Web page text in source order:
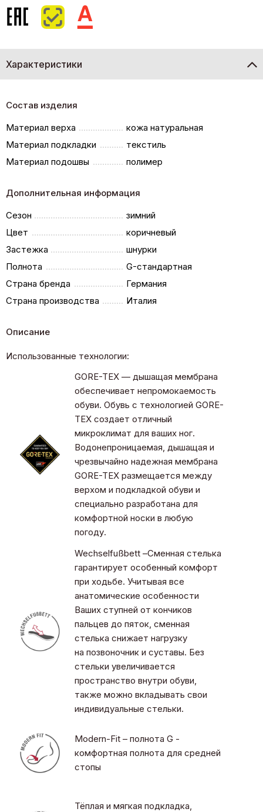
Характеристики
Состав изделия
Материал верха
кожа натуральная
Материал подкладки
текстиль
Материал подошвы
полимер
Дополнительная информация
Сезон
зимний
Цвет
коричневый
Застежка
шнурки
Полнота
G-стандартная
Страна бренда
Германия
Страна производства
Италия
Описание
Использованные технологии:
GORE-TEX — дышащая мембрана
обеспечивает непромокаемость
обуви. Обувь с технологией GORE-
TEX создает отличный
микроклимат для ваших ног.
Водонепроницаемая, дышащая и
чрезвычайно надежная мембрана
GORE-TEX размещается между
верхом и подкладкой обуви и
специально разработана для
комфортной носки в любую
погоду.
Wechselfußbett –Сменная стелька
гарантирует особенный комфорт
при ходьбе. Учитывая все
анатомические особенности
Ваших ступней от кончиков
пальцев до пяток, сменная
стелька снижает нагрузку
на позвоночник и суставы. Без
стельки увеличивается
пространство внутри обуви,
также можно вкладывать свои
индивидуальные стельки.
Modern-Fit – полнота G -
комфортная полнота для средней
стопы
Тёплая и мягкая подкладка,